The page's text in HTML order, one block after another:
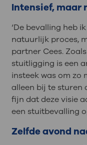
Intensief, maar
‘De bevalling heb
natuurlijk proces,
partner Cees.
stuitligging is een
insteek was om zo
alleen bij te sturen
fijn dat deze visie
een stuitbevalling
Zelfde avond